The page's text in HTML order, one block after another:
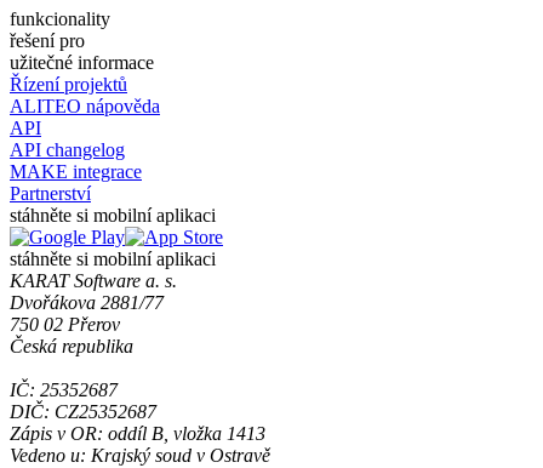
funkcionality
řešení pro
užitečné informace
Řízení projektů
ALITEO nápověda
API
API changelog
MAKE integrace
Partnerství
stáhněte si mobilní aplikaci
stáhněte si mobilní aplikaci
KARAT Software a. s.
Dvořákova 2881/77
750 02 Přerov
Česká republika
IČ: 25352687
DIČ: CZ25352687
Zápis v OR: oddíl B, vložka 1413
Vedeno u: Krajský soud v Ostravě